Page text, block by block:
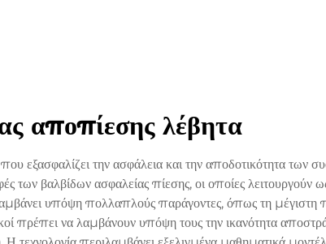
αποπίεσης λέβητα
εξασφαλίζει την ασφάλεια και την αποδοτικότητα των
των βαλβίδων ασφαλείας πίεσης, οι οποίες λειτουργούν
υπόψη πολλαπλούς παράγοντες, όπως τη μέγιστη
πρέπει να λαμβάνουν υπόψη τους την ικανότητα